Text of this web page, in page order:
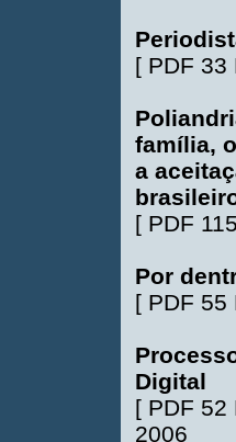
[ PDF 33
família,
a
[ PDF
Por
[ PDF 55
Digital
[ PDF 52
2006